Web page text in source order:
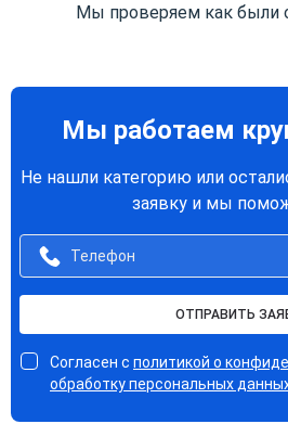
Мы проверяем как были
Мы работаем
Не нашли категорию или
заявку и мы
ОТПРАВИТЬ
Согласен с политикой о
обработку персональных